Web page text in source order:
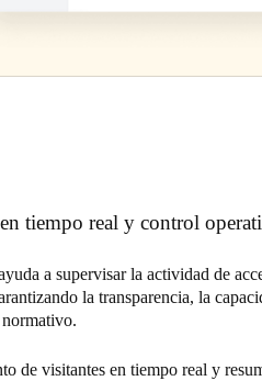
tiempo real y control
a supervisar la actividad de
la transparencia, la
de visitantes en tiempo real y